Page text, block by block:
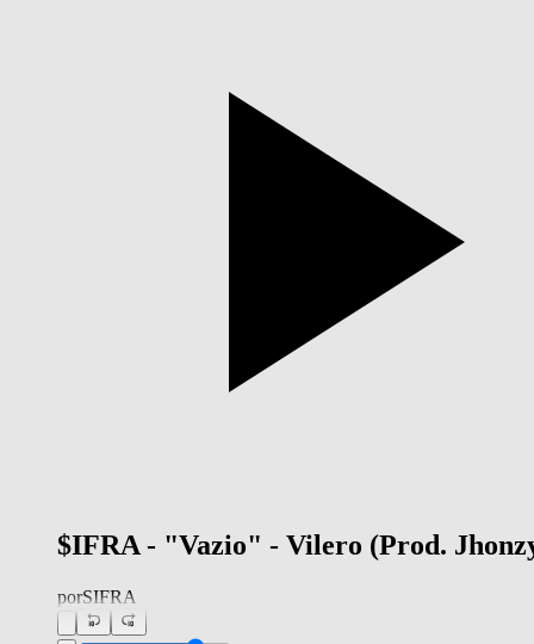
$IFRA - "Vazio" - Vilero (Prod.
porSIFRA